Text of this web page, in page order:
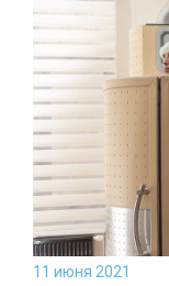
11 июня 2021